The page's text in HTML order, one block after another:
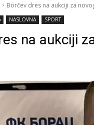
Borčev dres na aukciji za
NASLOVNA SPORT
na aukciji